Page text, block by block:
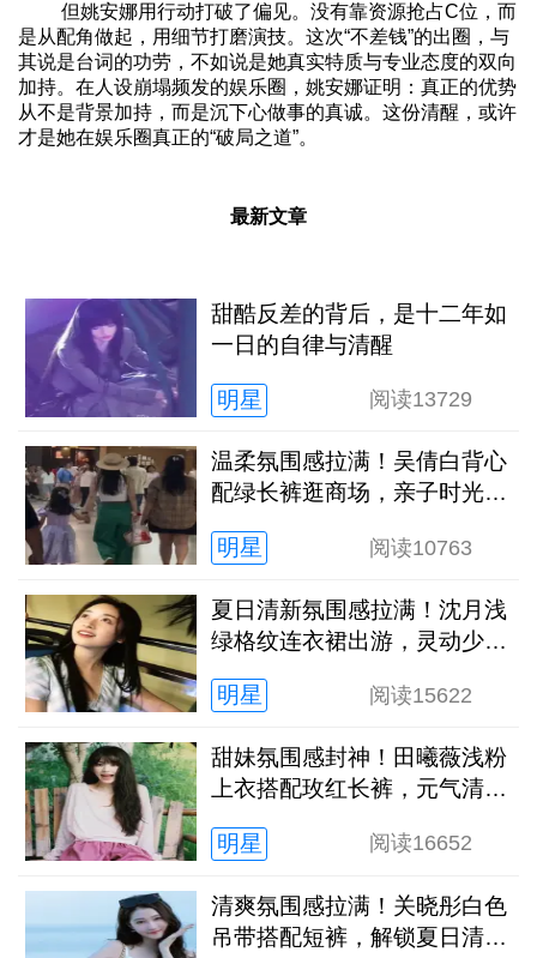
但姚安娜用行动打破了偏见。没有靠资源抢占C位，而
是从配角做起，用细节打磨演技。这次“不差钱”的出圈，与
其说是台词的功劳，不如说是她真实特质与专业态度的双向
加持。在人设崩塌频发的娱乐圈，姚安娜证明：真正的优势
从不是背景加持，而是沉下心做事的真诚。这份清醒，或许
才是她在娱乐圈真正的“破局之道”。
最新文章
甜酷反差的背后，是十二年如
一日的自律与清醒
明星 阅读13729
温柔氛围感拉满！吴倩白背心
配绿长裤逛商场，亲子时光松
明星
阅读10763
夏日清新氛围感拉满！沈月浅
绿格纹连衣裙出游，灵动少女
明星
阅读15622
甜妹氛围感封神！田曦薇浅粉
上衣搭配玫红长裤，元气清甜
明星
阅读16652
清爽氛围感拉满！关晓彤白色
吊带搭配短裤，解锁夏日清冷